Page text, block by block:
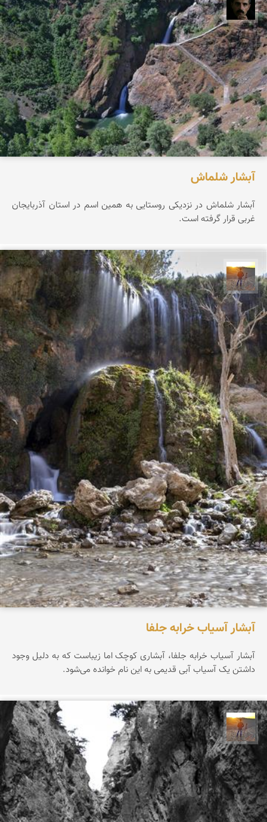
عباس رحمانی
آبشار شلماش
آبشار شلماش در نزدیکی روستایی به همین اسم در استان آذربایجان
غربی قرار گرفته است.
مهدی مخلصیان
آبشار آسیاب خرابه جلفا
آبشار آسیاب خرابه جلفا، آبشاری کوچک اما زیباست که به دلیل وجود
داشتن یک آسیاب آبی قدیمی به این نام خوانده می‌شود.
مهدی مخلصیان